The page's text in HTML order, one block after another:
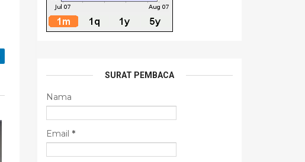
SURAT PEMBACA
Nama
Email *